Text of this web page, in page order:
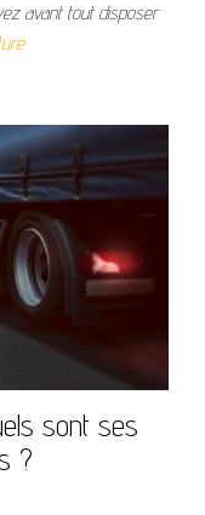
avant tout disposer
sont ses
?